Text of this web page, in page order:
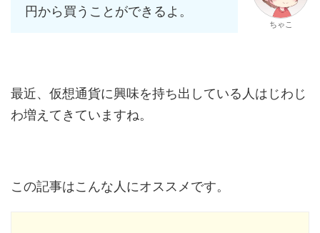
円から買うことができるよ。
ちゃこ
最近、仮想通貨に興味を持ち出している人はじわじ
わ増えてきていますね。
この記事はこんな人にオススメです。